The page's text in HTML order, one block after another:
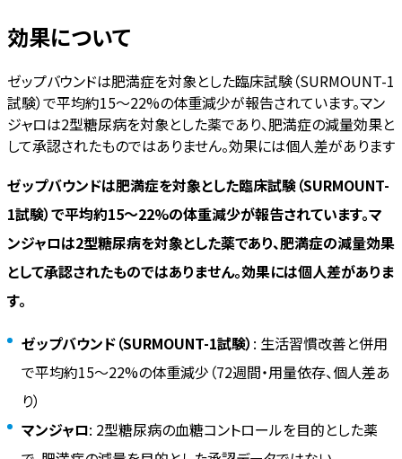
効果について
ゼップバウンドは肥満症を対象とした臨床試験（SURMOUNT-1
試験）で平均約15〜22%の体重減少が報告されています。マン
ジャロは2型糖尿病を対象とした薬であり、肥満症の減量効果と
して承認されたものではありません。効果には個人差があります
ゼップバウンドは肥満症を対象とした臨床試験（SURMOUNT-
1試験）で平均約15〜22%の体重減少が報告されています。マ
ンジャロは2型糖尿病を対象とした薬であり、肥満症の減量効果
として承認されたものではありません。効果には個人差がありま
す。
ゼップバウンド（SURMOUNT-1試験） : 生活習慣改善と併用
で平均約15〜22%の体重減少（72週間・用量依存、個人差あ
り）
マンジャロ: 2型糖尿病の血糖コントロールを目的とした薬